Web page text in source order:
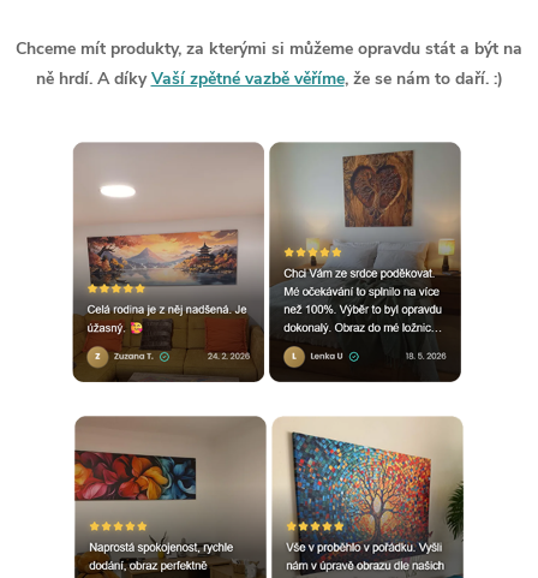
Chceme mít produkty, za kterými si můžeme opravdu stát a být na
ně hrdí. A díkyVaší zpětné vazbě věříme, že se nám to daří. :)